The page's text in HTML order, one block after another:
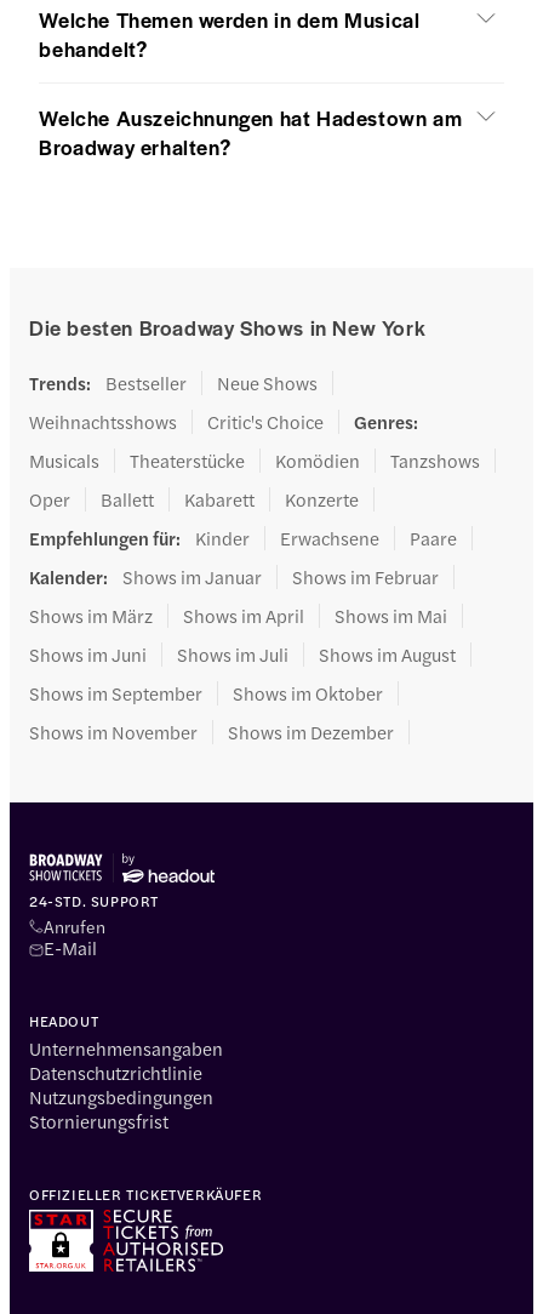
Welche Themen werden in dem Musical
behandelt?
Welche Auszeichnungen hat Hadestown am
Broadway erhalten?
Die besten Broadway Shows in New York
Trends: Bestseller
Neue Shows
Weihnachtsshows
Critic's Choice Genres:
Musicals
Theaterstücke Komödien
Tanzshows
Oper
Ballett Kabarett
Konzerte
Empfehlungen für: Kinder Erwachsene
Paare
Kalender: Shows im Januar
Shows im Februar
Shows im März
Shows im April
Shows im Mai
Shows im Juni
Shows im Juli
Shows im August
Shows im September
Shows im Oktober
Shows im November
Shows im Dezember
24-STD. SUPPORT
Anrufen
E-Mail
HEADOUT
Unternehmensangaben
Datenschutzrichtlinie
Nutzungsbedingungen
Stornierungsfrist
OFFIZIELLER TICKETVERKÄUFER